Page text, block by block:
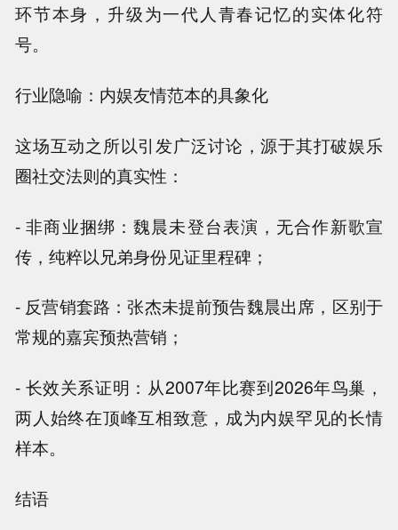
环节本身，升级为一代人青春记忆的实体化符
号。
行业隐喻：内娱友情范本的具象化
这场互动之所以引发广泛讨论，源于其打破娱乐
圈社交法则的真实性：
- 非商业捆绑：魏晨未登台表演，无合作新歌宣
传，纯粹以兄弟身份见证里程碑；
- 反营销套路：张杰未提前预告魏晨出席，区别于
常规的嘉宾预热营销；
- 长效关系证明：从2007年比赛到2026年鸟巢，
两人始终在顶峰互相致意，成为内娱罕见的长情
样本。
结语